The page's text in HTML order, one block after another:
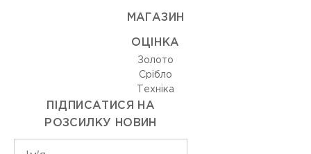
МАГАЗИН
ОЦIНКА
Золото
Срiбло
Технiка
ПІДПИСАТИСЯ НА
РОЗСИЛКУ НОВИН